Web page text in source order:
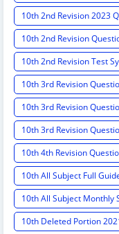
10th 2nd Revision 2023
10th 2nd Revision
10th 2nd Revision Test
10th 3rd Revision
10th 3rd Revision
10th 3rd Revision
10th 4th Revision
10th All Subject Full
10th All Subject Monthly
10th Deleted Portion